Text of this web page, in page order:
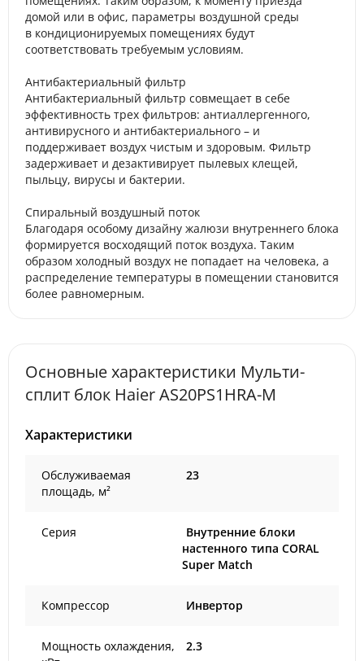
домой или в офис, параметры воздушной среды
в кондиционируемых помещениях будут
соответствовать требуемым условиям.
Антибактериальный фильтр
Антибактериальный фильтр совмещает в себе
эффективность трех фильтров: антиаллергенного,
антивирусного и антибактериального – и
поддерживает воздух чистым и здоровым. Фильтр
задерживает и дезактивирует пылевых клещей,
пыльцу, вирусы и бактерии.
Спиральный воздушный поток
Благодаря особому дизайну жалюзи внутреннего блока
формируется восходящий поток воздуха. Таким
образом холодный воздух не попадает на человека, а
распределение температуры в помещении становится
более равномерным.
Основные характеристики Мульти-
сплит блок Haier AS20PS1HRA-M
Характеристики
Обслуживаемая
площадь, м²
23
Серия
Внутренние блоки
настенного типа CORAL
Super Match
Компрессор Инвертор
Мощность охлаждения,
2.3